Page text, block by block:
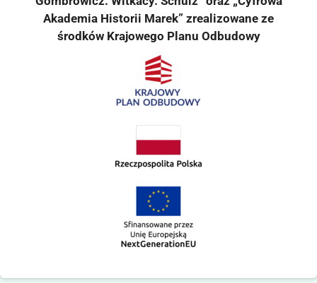
Akademia Historii Marek” zrealizowane ze
środków Krajowego Planu Odbudowy